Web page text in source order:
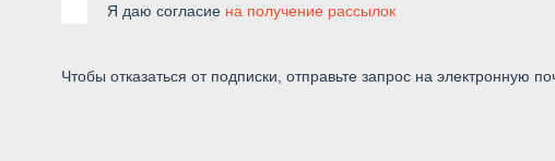
Я даю согласие на получение рассылок
Чтобы отказаться от подписки, отправьте запрос на электронную